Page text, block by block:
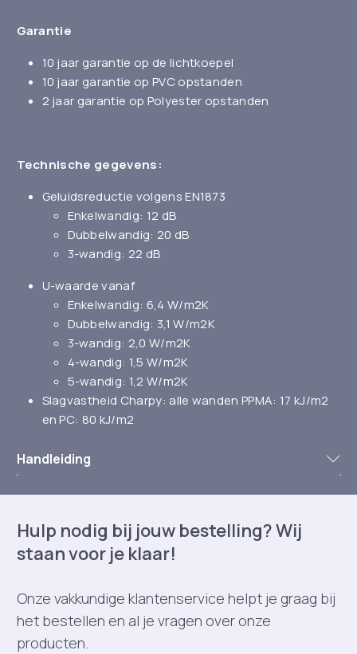
Garantie
10 jaar garantie op de lichtkoepel
10 jaar garantie op PVC opstanden
2 jaar garantie op Polyester opstanden
Technische gegevens:
Geluidsreductie volgens EN1873
Enkelwandig: 12 dB
Dubbelwandig: 20 dB
3-wandig: 22 dB
U-waarde vanaf
Enkelwandig: 6,4 W/m2K
Dubbelwandig: 3,1 W/m2K
3-wandig: 2,0 W/m2K
4-wandig: 1,5 W/m2K
5-wandig: 1,2 W/m2K
Slagvastheid Charpy: alle wanden PPMA: 17 kJ/m2
en PC: 80 kJ/m2
Handleiding
Hulp nodig bij jouw bestelling? Wij
staan voor je klaar!
Onze vakkundige klantenservice helpt je graag bij
het bestellen en al je vragen over onze
producten.